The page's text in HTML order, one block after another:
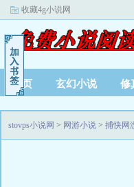
收藏4g小说网
首页 玄幻小说 修
stovps小说网 > 网游小说 > 捕快网